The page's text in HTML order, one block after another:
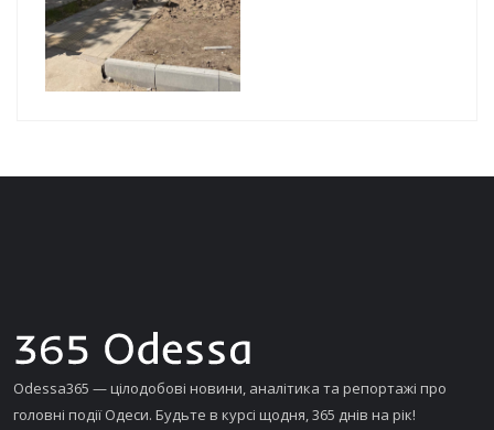
Odessa365 — цілодобові новини, аналітика та репортажі про
головні події Одеси. Будьте в курсі щодня, 365 днів на рік!